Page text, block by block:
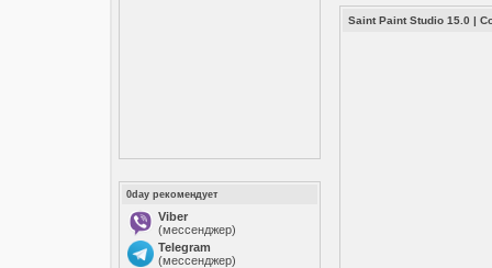
0day рекомендует
Viber
(мессенджер)
Telegram
(мессенджер)
Saint Paint Studio 15.0 |